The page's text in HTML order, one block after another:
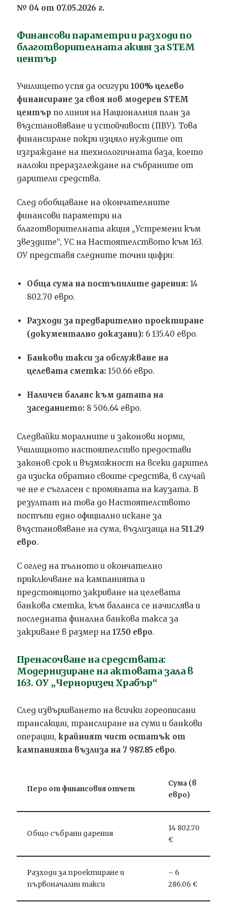
№ 04 от 07.05.2026 г.
Финансови параметри и разходи по
благотворителната акция за STEM
център
Училището успя да осигури 100% целево
финансиране за своя нов модерен STEM
център по линия на Националния план за
възстановяване и устойчивост (ПВУ). Това
финансиране покри изцяло нуждите от
изграждане на технологичната база, което
наложи преразглеждане на събраните от
дарители средства.
След обобщаване на окончателните
финансови параметри на
благотворителната акция „Устремени към
звездите“, УС на Настоятелството към 163.
ОУ представя следните точни цифри:
Обща сума на постъпилите дарения: 14
802.70 евро.
Разходи за предварително проектиране
(документално доказани): 6 135.40 евро.
Банкови такси за обслужване на
целевата сметка: 150.66 евро.
Наличен баланс към датата на
заседанието: 8 506.64 евро.
Следвайки моралните и законови норми,
Училищното настоятелство предостави
законов срок и възможност на всеки дарител
да изиска обратно своите средства, в случай
че не е съгласен с промяната на каузата. В
резултат на това до Настоятелството
постъпи едно официално искане за
възстановяване на сума, възлизаща на 511.29
евро.
С оглед на пълното и окончателно
приключване на кампанията и
предстоящото закриване на целевата
банкова сметка, към баланса се начислява и
последната финална банкова такса за
закриване в размер на 17.50 евро.
Пренасочване на средствата:
Модернизиране на актовата зала в
163. ОУ „Черноризец Храбър“
След извършването на всички гореописани
трансакции, транслиране на суми и банкови
операции, крайният чист остатък от
кампанията възлиза на 7 987.85 евро.
Перо от финансовия отчет
Сума (в
евро)
Общо събрани дарения
14 802.70
€
Разходи за проектиране и
първоначални такси
– 6
286.06 €